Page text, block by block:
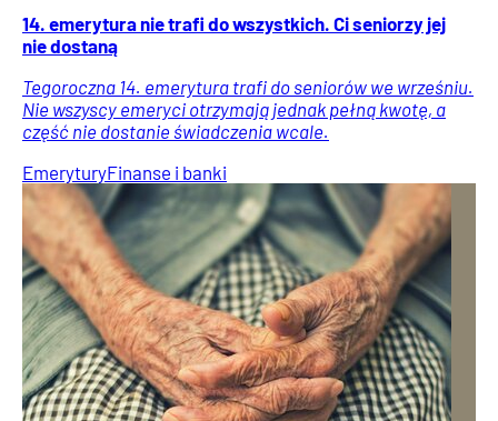
14. emerytura nie trafi do wszystkich. Ci seniorzy jej
nie dostaną
Tegoroczna 14. emerytura trafi do seniorów we wrześniu.
Nie wszyscy emeryci otrzymają jednak pełną kwotę, a
część nie dostanie świadczenia wcale.
EmeryturyFinanse i banki